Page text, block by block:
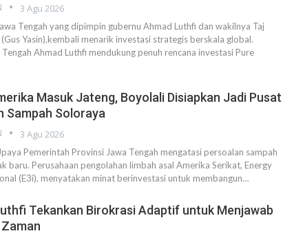
3 Agu 2026
Tengah yang dipimpin gubernu Ahmad Luthfi dan wakilnya Taj
Yasin),kembali menarik investasi strategis berskala global.
Ahmad Luthfi mendukung penuh rencana investasi Pure
Masuk Jateng, Boyolali Disiapkan Jadi Pusat
Sampah Soloraya
3 Agu 2026
Pemerintah Provinsi Jawa Tengah mengatasi persoalan sampah
baru. Perusahaan pengolahan limbah asal Amerika Serikat, Energy
(E3i), menyatakan minat berinvestasi untuk membangun…
Tekankan Birokrasi Adaptif untuk Menjawab